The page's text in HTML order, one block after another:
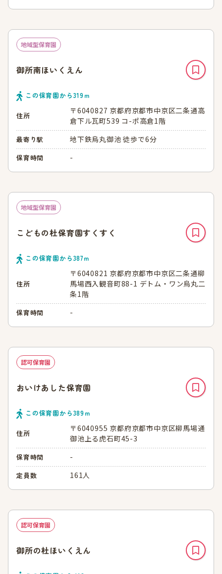
地域型保育園
御所南ほいくえん
この保育園から319ｍ
住所
〒6040827 京都府京都市中京区二条通高
倉下ル瓦町539 コ-ポ高倉1階
最寄り駅 地下鉄烏丸御池 徒歩で6分
保育時間 -
地域型保育園
こどもの杜保育園すくすく
この保育園から387ｍ
住所
〒6040821 京都府京都市中京区二条通柳
馬場西入観音町88-1 デトム・ワン烏丸二
条1階
保育時間 -
認可保育園
おいけあした保育園
この保育園から389ｍ
住所
〒6040955 京都府京都市中京区柳馬場通
御池上る虎石町45-3
保育時間 -
定員数 161人
認可保育園
御所の杜ほいくえん